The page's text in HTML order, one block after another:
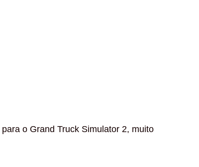
para o Grand Truck Simulator 2, muito